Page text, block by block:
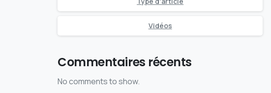
Vidéos
Commentaires récents
No comments to show.